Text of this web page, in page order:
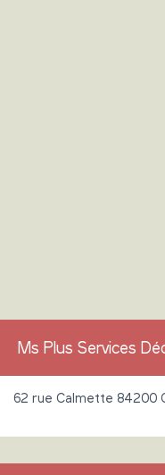
Ms Plus Services
62 rue Calmette 84200